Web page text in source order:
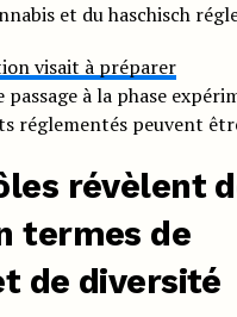
et du haschisch
visait à préparer
à la phase
réglementés peuvent
révèlent
termes de
de diversité